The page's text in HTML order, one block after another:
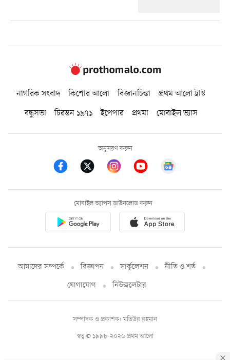
নাগরিক সংবাদ কিশোর আলো বিজ্ঞানচিন্তা
প্রথম আলো ট্রাস্ট
বন্ধুসভা
চিরন্তন ১৯৭১ ইপেপার প্রথমা মোবাইল ভ্যাস
অনুসরণ করুন
মোবাইল অ্যাপস ডাউনলোড করুন
আমাদের সম্পর্কে বিজ্ঞাপন সার্কুলেশন
নীতি ও শর্ত
যোগাযোগ
নিউজলেটার
স্বত্ব © ১৯৯৮-২০২৬ প্রথম আলো
সম্পাদক ও প্রকাশক: মতিউর রহমান